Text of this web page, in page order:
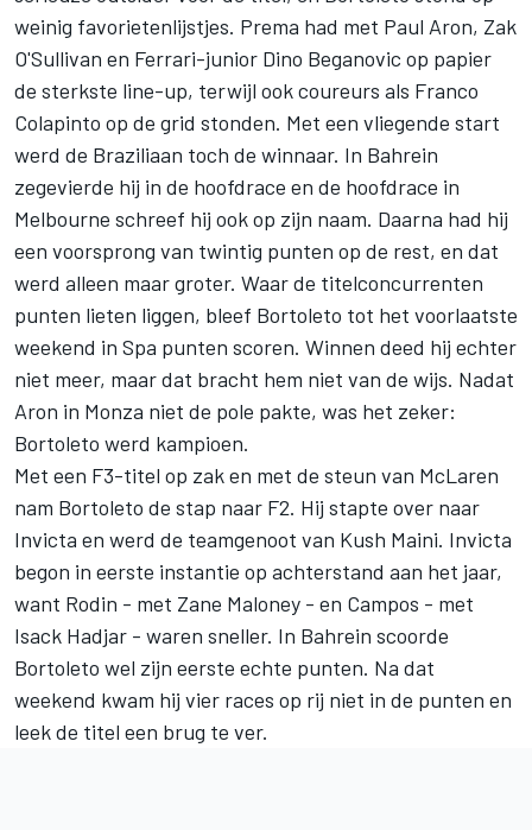
weinig favorietenlijstjes. Prema had met Paul Aron, Zak
O'Sullivan en Ferrari-junior Dino Beganovic op papier
de sterkste line-up, terwijl ook coureurs als Franco
Colapinto op de grid stonden. Met een vliegende start
werd de Braziliaan toch de winnaar. In Bahrein
zegevierde hij in de hoofdrace en de hoofdrace in
Melbourne schreef hij ook op zijn naam. Daarna had hij
een voorsprong van twintig punten op de rest, en dat
werd alleen maar groter. Waar de titelconcurrenten
punten lieten liggen, bleef Bortoleto tot het voorlaatste
weekend in Spa punten scoren. Winnen deed hij echter
niet meer, maar dat bracht hem niet van de wijs. Nadat
Aron in Monza niet de pole pakte, was het zeker:
Bortoleto werd kampioen.
Met een F3-titel op zak en met de steun van McLaren
nam Bortoleto de stap naar F2. Hij stapte over naar
Invicta en werd de teamgenoot van Kush Maini. Invicta
begon in eerste instantie op achterstand aan het jaar,
want Rodin - met Zane Maloney - en Campos - met
Isack Hadjar - waren sneller. In Bahrein scoorde
Bortoleto wel zijn eerste echte punten. Na dat
weekend kwam hij vier races op rij niet in de punten en
leek de titel een brug te ver.